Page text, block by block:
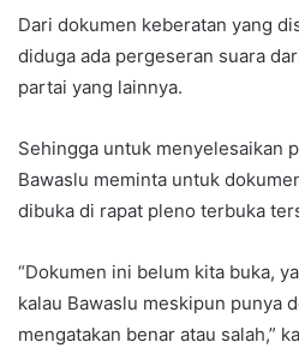
Dari dokumen keberatan yang
diduga ada pergeseran suara
partai yang lainnya.
Sehingga untuk menyelesaikan
Bawaslu meminta untuk
dibuka di rapat pleno terbuka
“Dokumen ini belum kita buka,
kalau Bawaslu meskipun punya
mengatakan benar atau salah,”